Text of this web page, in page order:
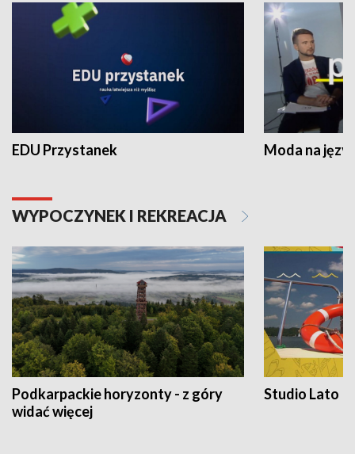
EDU Przystanek Moda na
WYPOCZYNEK I REKREACJA
Podkarpackie horyzonty - z góry
widać więcej
Studio Lato